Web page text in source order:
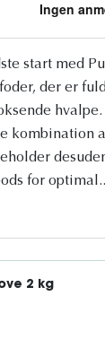
start med
der er
hvalpe.
kombination
for
2 kg